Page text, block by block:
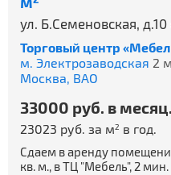
ул. Б.Семеновская, д.10
Торговый центр
м. Электрозаводская 2
Москва, ВАО
33000 руб. в месяц.
23023 руб. за м2 в год.
Сдаем в аренду
кв. м., в ТЦ "Мебель", 2